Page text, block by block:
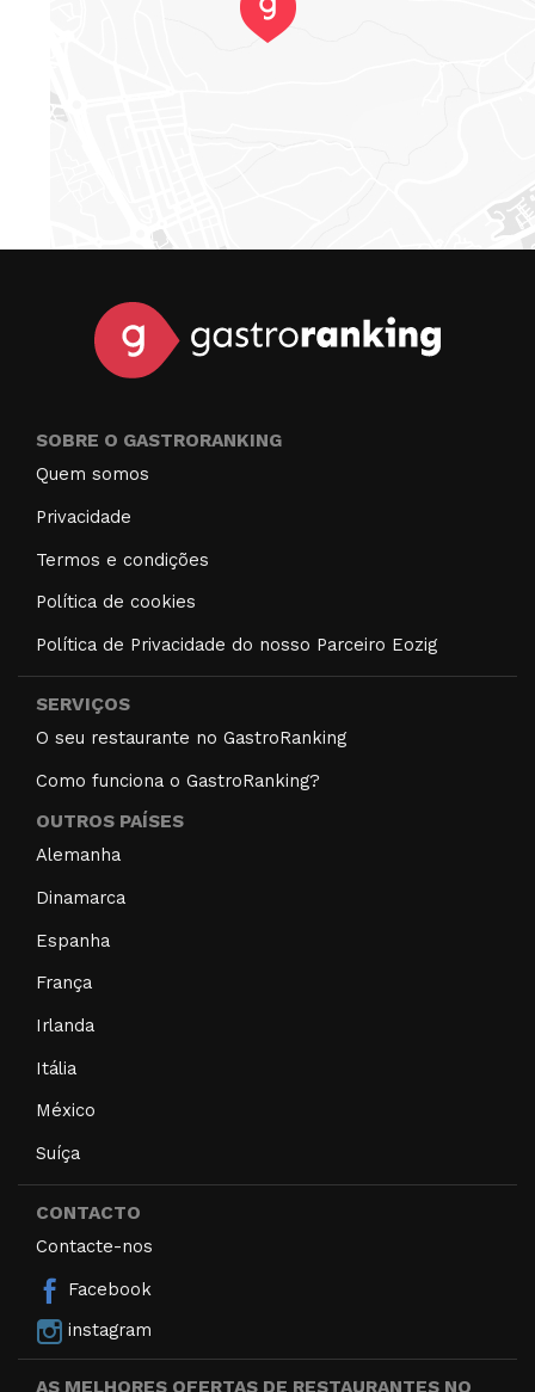
SOBRE O GASTRORANKING
Quem somos
Privacidade
Termos e condições
Política de cookies
Política de Privacidade do nosso Parceiro Eozig
SERVIÇOS
O seu restaurante no GastroRanking
Como funciona o GastroRanking?
OUTROS PAÍSES
Alemanha
Dinamarca
Espanha
França
Irlanda
Itália
México
Suíça
CONTACTO
Contacte-nos
Facebook
instagram
AS MELHORES OFERTAS DE RESTAURANTES NO